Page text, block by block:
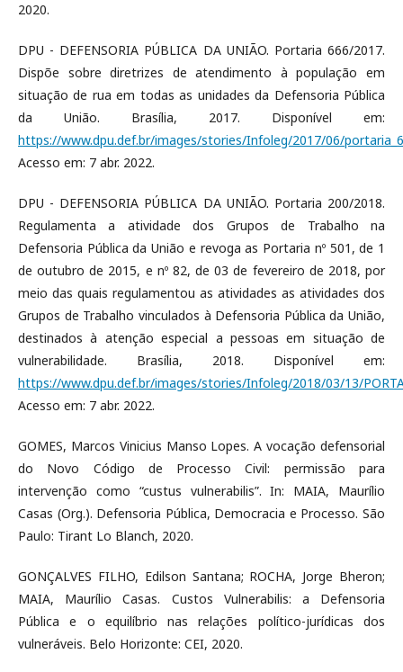
2020.
DPU - DEFENSORIA PÚBLICA DA UNIÃO. Portaria 666/2017.
Dispõe sobre diretrizes de atendimento à população em
situação de rua em todas as unidades da Defensoria Pública
da União. Brasília, 2017. Disponível em:
https://www.dpu.def.br/images/stories/Infoleg/2017/06/
Acesso em: 7 abr. 2022.
DPU - DEFENSORIA PÚBLICA DA UNIÃO. Portaria 200/2018.
Regulamenta a atividade dos Grupos de Trabalho na
Defensoria Pública da União e revoga as Portaria nº 501, de 1
de outubro de 2015, e nº 82, de 03 de fevereiro de 2018, por
meio das quais regulamentou as atividades as atividades dos
Grupos de Trabalho vinculados à Defensoria Pública da União,
destinados à atenção especial a pessoas em situação de
vulnerabilidade. Brasília, 2018. Disponível em:
https://www.dpu.def.br/images/stories/Infoleg/2018/03/13/
Acesso em: 7 abr. 2022.
GOMES, Marcos Vinicius Manso Lopes. A vocação defensorial
do Novo Código de Processo Civil: permissão para
intervenção como “custus vulnerabilis”. In: MAIA, Maurílio
Casas (Org.). Defensoria Pública, Democracia e Processo. São
Paulo: Tirant Lo Blanch, 2020.
GONÇALVES FILHO, Edilson Santana; ROCHA, Jorge Bheron;
MAIA, Maurílio Casas. Custos Vulnerabilis: a Defensoria
Pública e o equilíbrio nas relações político-jurídicas dos
vulneráveis. Belo Horizonte: CEI, 2020.